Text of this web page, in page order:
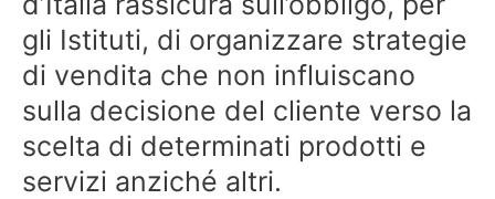
gli Istituti, di organizzare strategie
di vendita che non influiscano
sulla decisione del cliente verso la
scelta di determinati prodotti e
servizi anziché altri.